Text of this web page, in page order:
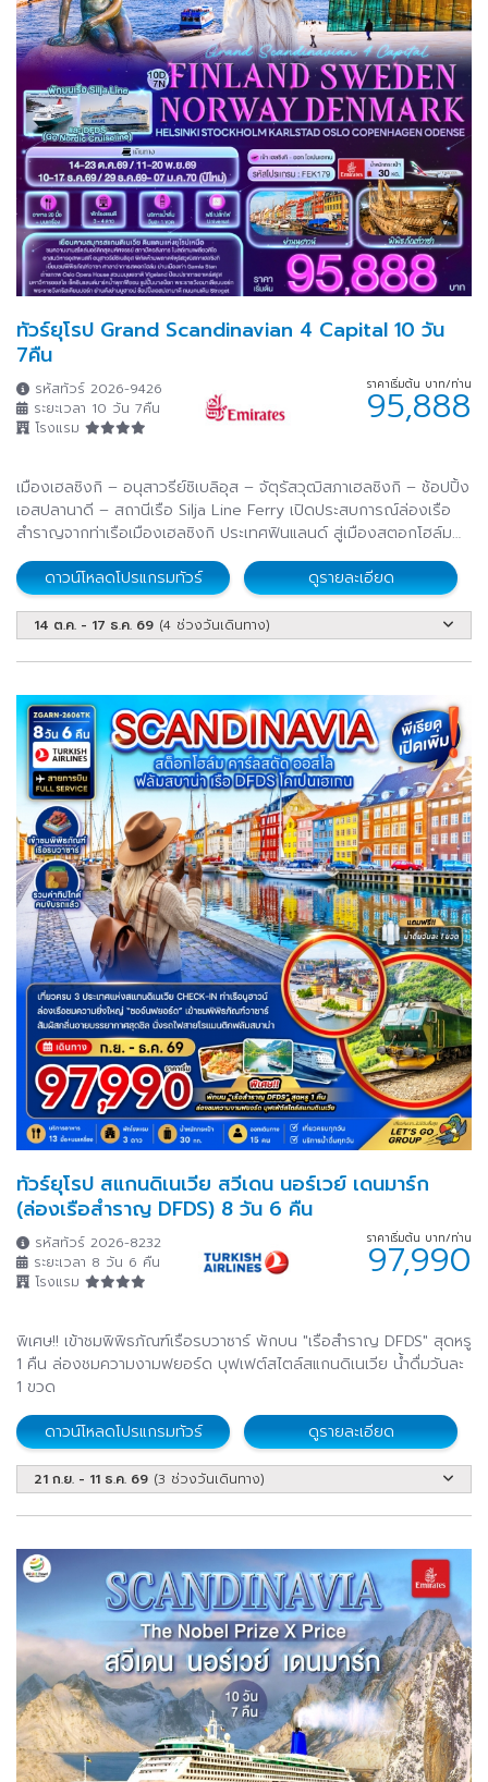
ทัวร์ยุโรป Grand Scandinavian 4 Capital 10 วัน
7คืน
รหัสทัวร์ 2026-9426
ระยะเวลา 10 วัน 7คืน
โรงแรม
ราคาเริ่มต้น บาท/ท่าน
95,888
เมืองเฮลซิงกิ – อนุสาวรีย์ซิเบลิอุส – จัตุรัสวุฒิสภาเฮลซิงกิ – ช้อปปิ้ง
เอสปลานาดี – สถานีเรือ Silja Line Ferry เปิดประสบการณ์ล่องเรือ
สำราญจากท่าเรือเมืองเฮลซิงกิ ประเทศฟินแลนด์ สู่เมืองสตอกโฮล์ม
ประเทศสวีเดน ท่าเรือสตอกโฮล์ม ประเทศสวีเดน – เมืองสตอกโฮล์ม
– พิพิธภัณฑ์วาซา(รวมเข้าชม) – ศาลาว่าการสตอกโฮล์ม – ย่านเมือง
เก่า Gamla Stan
ดาวน์โหลดโปรแกรมทัวร์ ดูรายละเอียด
14 ต.ค. - 17 ธ.ค. 69 (4 ช่วงวันเดินทาง)
ทัวร์ยุโรป สแกนดิเนเวีย สวีเดน นอร์เวย์ เดนมาร์ก
(ล่องเรือสำราญ DFDS) 8 วัน 6 คืน
รหัสทัวร์ 2026-8232
ระยะเวลา 8 วัน 6 คืน
โรงแรม
ราคาเริ่มต้น บาท/ท่าน
97,990
พิเศษ!! เข้าชมพิพิธภัณฑ์เรือรบวาซาร์ พักบน "เรือสำราญ DFDS" สุดหรู
1 คืน ล่องชมความงามฟยอร์ด บุฟเฟต์สไตล์สแกนดิเนเวีย น้ำดื่มวันละ
1 ขวด
ดาวน์โหลดโปรแกรมทัวร์
ดูรายละเอียด
21 ก.ย. - 11 ธ.ค. 69 (3 ช่วงวันเดินทาง)